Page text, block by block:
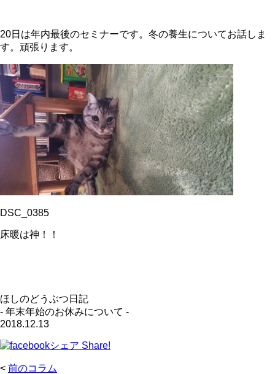
20日は年内最後のセミナーです。冬の養生についてお話しま
す。頑張ります。
DSC_0385
床暖は神！！
ほしのどうぶつ日記
- 年末年始のお休みについて -
2018.12.13
Share!
< 前のコラム